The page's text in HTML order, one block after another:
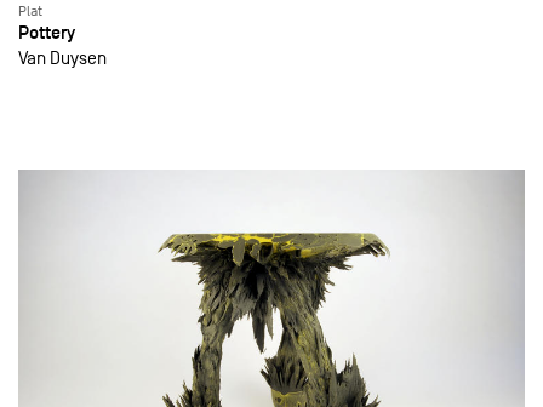
Plat
Pottery
Van Duysen